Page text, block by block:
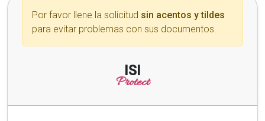
Por favor llene la solicitud sin acentos y tildes
para evitar problemas con sus documentos.
ISI
Protect